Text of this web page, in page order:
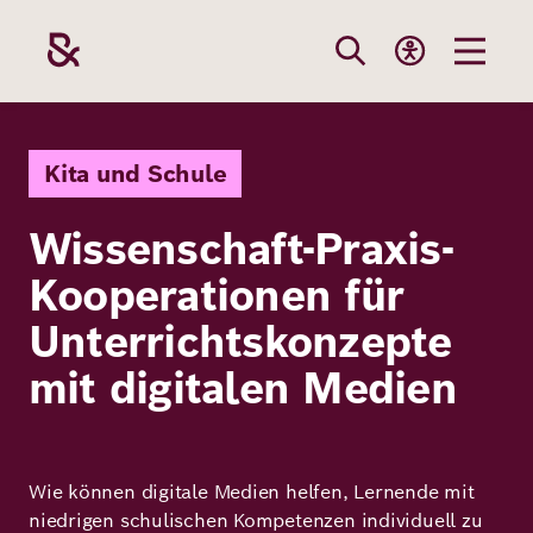
Inhalt
Stiftung
Themen
Förderung
Die Stiftung
Robert Bosch
Haltung
Unsere
Themen
Bildung
Resilienz
Wie wir
Fördergebiete
Projekte
Bei uns
Benefits
Kita und Schule
Wissenschaft-Praxis-
Kooperationen für
Unterrichtskonzepte
mit digitalen Medien
Wie können digitale Medien helfen, Lernende mit
niedrigen schulischen Kompetenzen individuell zu